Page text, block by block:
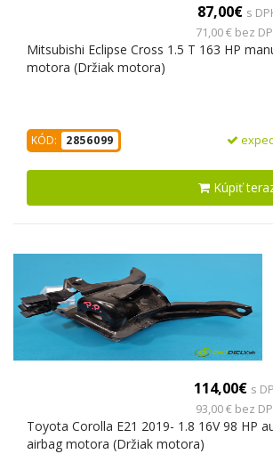
87,00€ s
71,00 € bez
Mitsubishi Eclipse Cross 1.5 T 163 HP
motora (Držiak motora)
KÓD: 2856099
Kúpiť
114,00€ s
93,00 € bez
Toyota Corolla E21 2019- 1.8 16V 98 HP
airbag motora (Držiak motora)